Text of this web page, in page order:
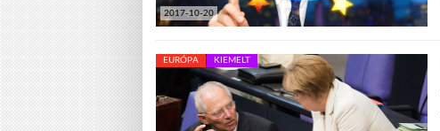
2017-10-20
EURÓPA KIEMELT